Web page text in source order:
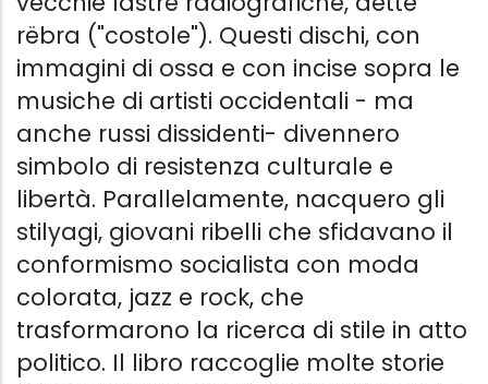
rëbra ("costole"). Questi dischi, con
immagini di ossa e con incise sopra le
musiche di artisti occidentali - ma
anche russi dissidenti- divennero
simbolo di resistenza culturale e
libertà. Parallelamente, nacquero gli
stilyagi, giovani ribelli che sfidavano il
conformismo socialista con moda
colorata, jazz e rock, che
trasformarono la ricerca di stile in atto
politico. Il libro raccoglie molte storie